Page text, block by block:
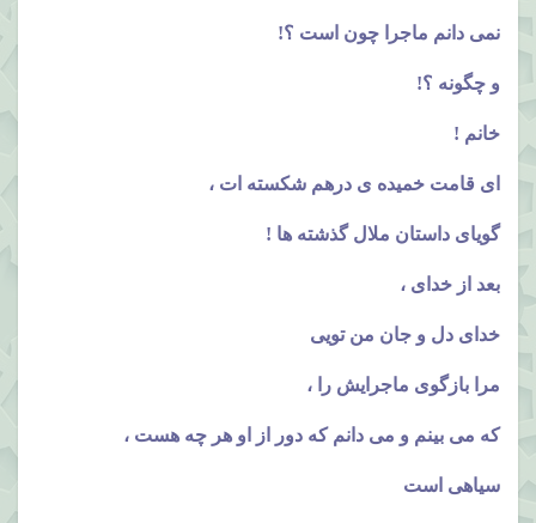
نمی دانم ماجرا چون است ؟!
و چگونه ؟!
خانم !
ای قامت خمیده ی درهم شکسته ات ،
گویای داستان ملال گذشته ها !
بعد از خدای ،
خدای دل و جان من تویی
مرا بازگوی ماجرایش را ،
که می بینم و می دانم که دور از او هر چه هست ،
سیاهی است